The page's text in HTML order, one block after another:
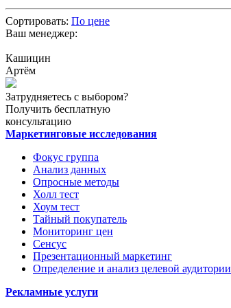
Сортировать: По цене
Ваш менеджер:
Кашицин
Артём
Затрудняетесь с выбором?
Получить бесплатную
консультацию
Маркетинговые исследования
Фокус группа
Анализ данных
Опросные методы
Холл тест
Хоум тест
Тайный покупатель
Мониторинг цен
Сенсус
Презентационный маркетинг
Определение и анализ целевой аудитории
Рекламные услуги